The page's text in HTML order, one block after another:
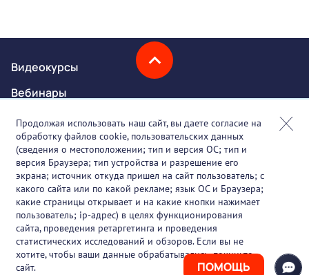
ПОМОЩЬ
Видеокурсы
Вебинары
Онлайн-события
Партнеры
О проекте
Вакансии
Блог
Контакты
Продолжая использовать наш сайт, вы даете согласие на
обработку файлов cookie, пользовательских данных
(сведения о местоположении; тип и версия ОС; тип и
версия Браузера; тип устройства и разрешение его
экрана; источник откуда пришел на сайт пользователь; с
какого сайта или по какой рекламе; язык ОС и Браузера;
какие страницы открывает и на какие кнопки нажимает
пользователь; ip-адрес) в целях функционирования
сайта, проведения ретаргетинга и проведения
статистических исследований и обзоров. Если вы не
хотите, чтобы ваши данные обрабатывались, покиньте
сайт.